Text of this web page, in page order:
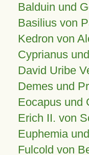
Balduin und
Basilius von
Kedron von
Cyprianus
David Uribe
Demes und
Eocapus und
Erich II. von
Euphemia
Fulcold von